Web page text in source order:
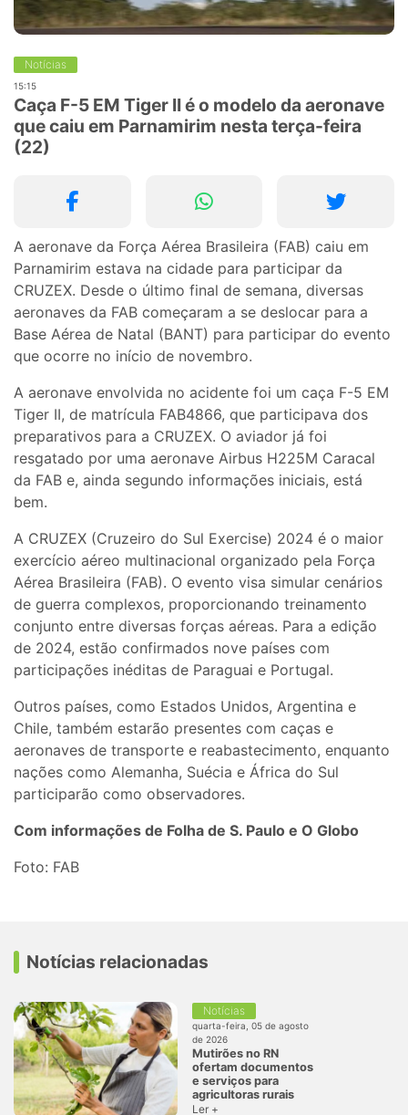
Notícias
15:15
Caça F-5 EM Tiger II é o modelo da aeronave
que caiu em Parnamirim nesta terça-feira
(22)
A aeronave da Força Aérea Brasileira (FAB) caiu em
Parnamirim estava na cidade para participar da
CRUZEX. Desde o último final de semana, diversas
aeronaves da FAB começaram a se deslocar para a
Base Aérea de Natal (BANT) para participar do evento
que ocorre no início de novembro.
A aeronave envolvida no acidente foi um caça F-5 EM
Tiger II, de matrícula FAB4866, que participava dos
preparativos para a CRUZEX. O aviador já foi
resgatado por uma aeronave Airbus H225M Caracal
da FAB e, ainda segundo informações iniciais, está
bem.
A CRUZEX (Cruzeiro do Sul Exercise) 2024 é o maior
exercício aéreo multinacional organizado pela Força
Aérea Brasileira (FAB). O evento visa simular cenários
de guerra complexos, proporcionando treinamento
conjunto entre diversas forças aéreas. Para a edição
de 2024, estão confirmados nove países com
participações inéditas de Paraguai e Portugal.
Outros países, como Estados Unidos, Argentina e
Chile, também estarão presentes com caças e
aeronaves de transporte e reabastecimento, enquanto
nações como Alemanha, Suécia e África do Sul
participarão como observadores.
Com informações de Folha de S. Paulo e O Globo
Foto: FAB
Notícias relacionadas
Notícias
quarta-feira, 05 de agosto
de 2026
Mutirões no RN
ofertam documentos
e serviços para
agricultoras rurais
Ler +